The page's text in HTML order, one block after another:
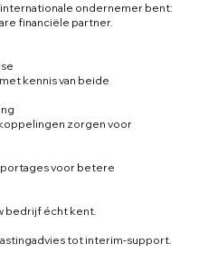
internationale ondernemer bent:
financiële partner.
kennis van beide
zorgen voor
voor betere
bedrijf écht kent.
tot interim-support.